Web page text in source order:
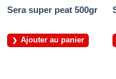
Sera super peat 500gr
Ajouter au panier